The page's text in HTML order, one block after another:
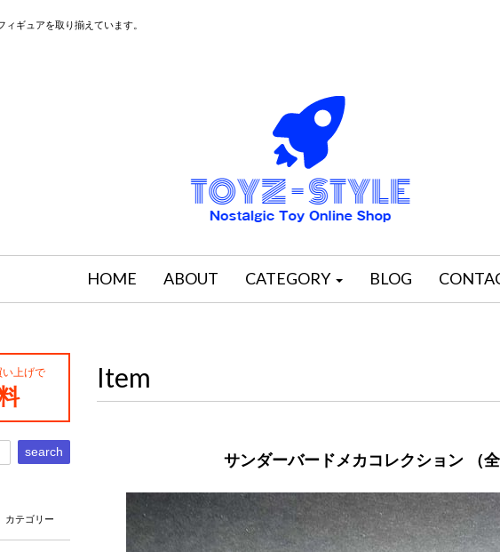
ギュアを取り揃えています。
HOME ABOUT CATEGORY BLOG
Item
サンダーバードメカコレクション （
上げで
search
カテゴリー